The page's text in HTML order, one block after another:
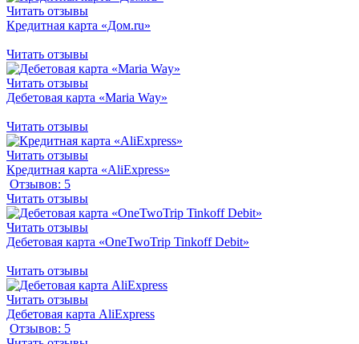
Читать отзывы
Кредитная карта «Дом.ru»
Читать отзывы
Читать отзывы
Дебетовая карта «Maria Way»
Читать отзывы
Читать отзывы
Кредитная карта «AliExpress»
Отзывов: 5
Читать отзывы
Читать отзывы
Дебетовая карта «OneTwoTrip Tinkoff Debit»
Читать отзывы
Читать отзывы
Дебетовая карта AliExpress
Отзывов: 5